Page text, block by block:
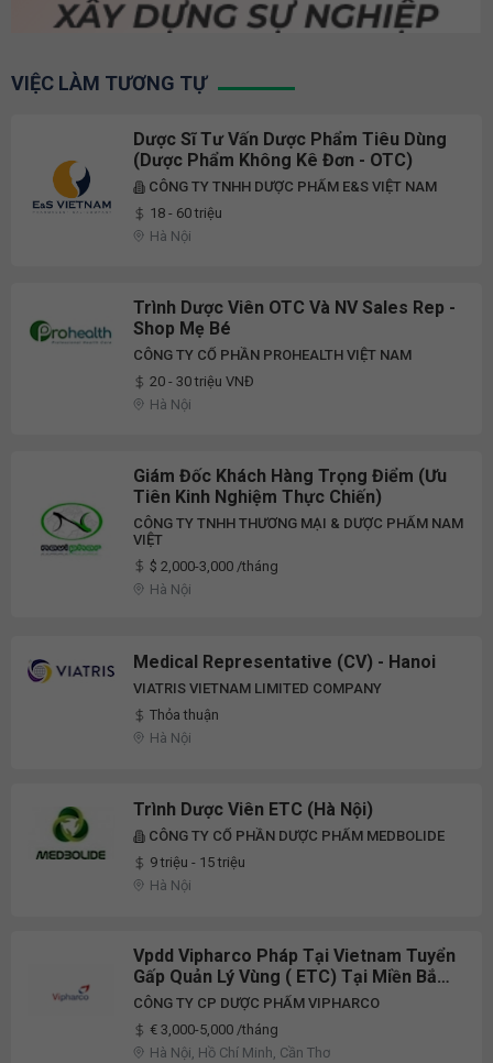
VIỆC LÀM TƯƠNG TỰ
Dược Sĩ Tư Vấn Dược Phẩm Tiêu Dùng
(Dược Phẩm Không Kê Đơn - OTC)
CÔNG TY TNHH DƯỢC PHẨM E&S VIỆT NAM
18 - 60 triệu
Hà Nội
Trình Dược Viên OTC Và NV Sales Rep -
Shop Mẹ Bé
CÔNG TY CỔ PHẦN PROHEALTH VIỆT NAM
20 - 30 triệu VNĐ
Hà Nội
Giám Đốc Khách Hàng Trọng Điểm (Ưu
Tiên Kinh Nghiệm Thực Chiến)
CÔNG TY TNHH THƯƠNG MẠI & DƯỢC PHẨM NAM
VIỆT
$ 2,000-3,000 /tháng
Hà Nội
Medical Representative (CV) - Hanoi
VIATRIS VIETNAM LIMITED COMPANY
Thỏa thuận
Hà Nội
Trình Dược Viên ETC (Hà Nội)
CÔNG TY CỔ PHẦN DƯỢC PHẨM MEDBOLIDE
9 triệu - 15 triệu
Hà Nội
Vpdd Vipharco Pháp Tại Vietnam Tuyển
Gấp Quản Lý Vùng ( ETC) Tại Miền Bắc,
Tphcm+ Đông Nam Bộ, Miền Tây
CÔNG TY CP DƯỢC PHẨM VIPHARCO
€ 3,000-5,000 /tháng
Hà Nội, Hồ Chí Minh, Cần Thơ